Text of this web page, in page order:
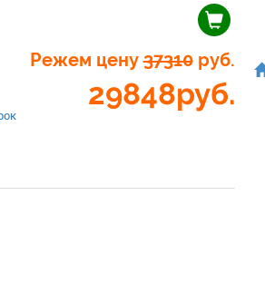
Режем цену37310руб.
29848руб.